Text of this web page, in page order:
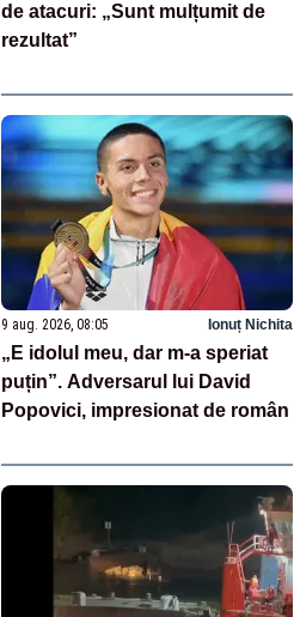
de atacuri: „Sunt mulțumit de
rezultat”
9 aug. 2026, 08:05 Ionuț Nichita
„E idolul meu, dar m-a speriat
puțin”. Adversarul lui David
Popovici, impresionat de român